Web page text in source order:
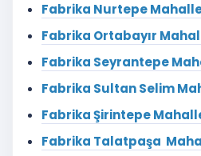
Fabrika Nurtepe
Fabrika Ortabayır
Fabrika Seyrantepe
Fabrika Sultan Selim
Fabrika Şirintepe
Fabrika Talatpaşa